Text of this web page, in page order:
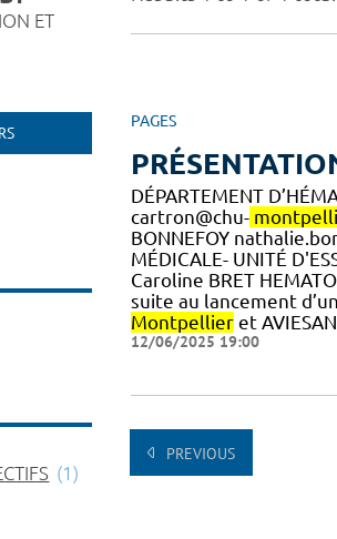
PAGES
DÉPARTEMENT
cartron@chu-
BONNEFOY
MÉDICALE- UNITÉ
Caroline BRET
suite au lancement
Montpellieret
12/06/2025 19:00
PREVIOUS
ET
(1)